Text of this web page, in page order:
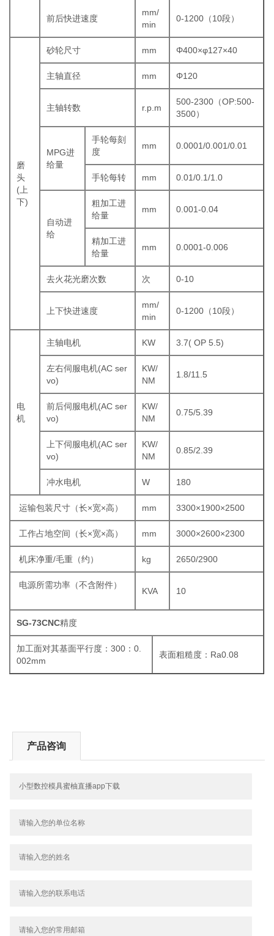
前后快进速度
mm/
min
0-1200（10段）
磨
头
(上
下)
砂轮尺寸 mm Φ400×φ127×40
主轴直径 mm Φ120
主轴转数 r.p.m
500-2300（OP:500-
3500）
MPG进
给量
手轮每刻
度
mm 0.0001/0.001/0.01
手轮每转 mm 0.01/0.1/1.0
自动进
给
粗加工进
给量
mm 0.001-0.04
精加工进
给量
mm 0.0001-0.006
去火花光磨次数 次 0-10
上下快进速度
mm/
min
0-1200（10段）
电
机
主轴电机 KW 3.7( OP 5.5)
左右伺服电机(AC ser
vo)
KW/
NM
1.8/11.5
前后伺服电机(AC ser
vo)
KW/
NM
0.75/5.39
上下伺服电机(AC ser
vo)
KW/
NM
0.85/2.39
冲水电机 W 180
运输包装尺寸（长×宽×高） mm 3300×1900×2500
工作占地空间（长×宽×高） mm 3000×2600×2300
机床净重/毛重（约） kg 2650/2900
电源所需功率（不含附件）
KVA 10
SG-73CNC精度
加工面对其基面平行度：300：0.
002mm
表面粗糙度：Ra0.08
产品咨询